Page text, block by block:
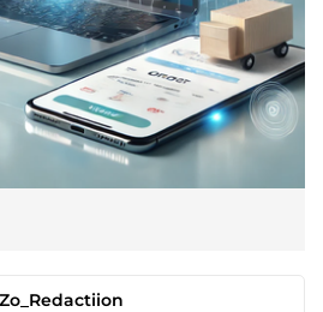
Zo_Redactiion